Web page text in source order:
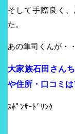
そして手際良く
た。
あの隼司くんが・
大家族石田さん
や住所・口コミは
ｽﾎﾟﾝｻｰﾄﾞﾘﾝｸ